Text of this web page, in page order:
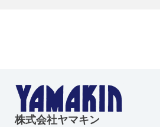
株式会社ヤマキン